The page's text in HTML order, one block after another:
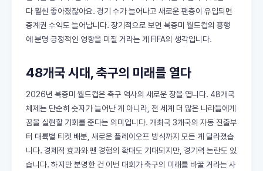
다 훨씬 좋아졌잖아요. 경기 수가 늘어나고 새로운 팬층이 유입되면
중계권 수익도 늘어납니다. 장기적으로 보면 북중미 월드컵의 흥행
에 분명 긍정적인 영향을 미칠 거라는 게 FIFA의 생각입니다.
48개국 시대, 축구의 미래를 열다
2026년 북중미 월드컵은 축구 역사의 새로운 장을 엽니다. 48개국
체제는 단순히 숫자가 늘어난 게 아니라, 전 세계 더 많은 나라들에게
꿈을 실현할 기회를 준다는 의미입니다. 개최국 3개국의 자동 진출부
터 대륙별 티켓 배분, 새로운 플레이오프 방식까지 모든 게 달라졌습
니다. 경제적 효과와 팬 경험의 확대도 기대되지만, 경기력 논란도 있
습니다. 하지만 분명한 건 이번 대회가 축구의 미래를 바꿀 거라는 사